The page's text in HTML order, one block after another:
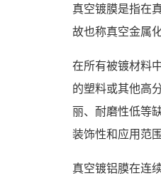
真空镀膜是指在
故也称真空金属
在所有被镀材料
的塑料或其他高
丽、耐磨性低等
装饰性和应用范围
真空镀铝膜在连